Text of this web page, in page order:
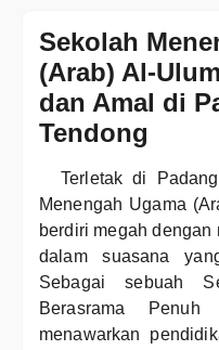
Sekolah
(Arab) Al-
dan Amal di
Tendong
Terletak di
Menengah Ugama
berdiri megah
dalam suasana
Sebagai sebuah
Berasrama
menawarkan